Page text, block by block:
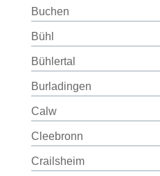
Buchen
Bühl
Bühlertal
Burladingen
Calw
Cleebronn
Crailsheim